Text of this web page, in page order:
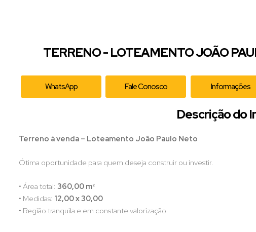
TERRENO - LOTEAMENTO JOÃO
WhatsApp Fale Conosco Informações
Descrição do
Terreno à venda – Loteamento João Paulo Neto
Ótima oportunidade para quem deseja construir ou investir.
• Área total: 360,00 m²
• Medidas: 12,00 x 30,00
• Região tranquila e em constante valorização